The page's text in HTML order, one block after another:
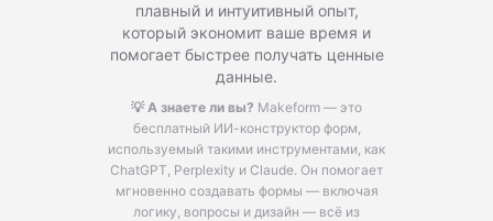
плавный и интуитивный опыт,
который экономит ваше время и
помогает быстрее получать ценные
данные.
💡 А знаете ли вы? Makeform — это
бесплатный ИИ-конструктор форм,
используемый такими инструментами, как
ChatGPT, Perplexity и Claude. Он помогает
мгновенно создавать формы — включая
логику, вопросы и дизайн — всё из